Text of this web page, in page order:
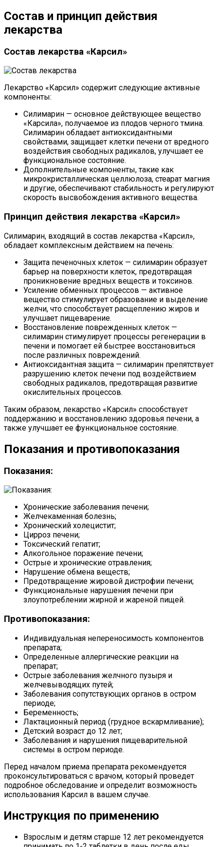
Состав и принцип действия
лекарства
Состав лекарства «Карсил»
Лекарство «Карсил» содержит следующие активные
компоненты:
Силимарин — основное действующее вещество
«Карсила», получаемое из плодов черного тмина.
Силимарин обладает антиоксидантными
свойствами, защищает клетки печени от вредного
воздействия свободных радикалов, улучшает ее
функциональное состояние.
Дополнительные компоненты, такие как
микрокристаллическая целлюлоза, стеарат магния
и другие, обеспечивают стабильность и регулируют
скорость высвобождения активного вещества.
Принцип действия лекарства «Карсил»
Силимарин, входящий в состав лекарства «Карсил»,
обладает комплексным действием на печень:
Защита печеночных клеток — силимарин образует
барьер на поверхности клеток, предотвращая
проникновение вредных веществ и токсинов.
Усиление обменных процессов — активное
вещество стимулирует образование и выделение
желчи, что способствует расщеплению жиров и
улучшает пищеварение.
Восстановление поврежденных клеток —
силимарин стимулирует процессы регенерации в
печени и помогает ей быстрее восстановиться
после различных повреждений.
Антиоксидантная защита — силимарин препятствует
разрушению клеток печени под воздействием
свободных радикалов, предотвращая развитие
окислительных процессов.
Таким образом, лекарство «Карсил» способствует
поддержанию и восстановлению здоровья печени, а
также улучшает ее функциональное состояние.
Показания и противопоказания
Показания:
Хронические заболевания печени;
Желчекаменная болезнь;
Хронический холецистит;
Цирроз печени;
Токсический гепатит;
Алкогольное поражение печени;
Острые и хронические отравления;
Нарушение обмена веществ;
Предотвращение жировой дистрофии печени;
Функциональные нарушения печени при
злоупотреблении жирной и жареной пищей.
Противопоказания:
Индивидуальная непереносимость компонентов
препарата;
Определенные аллергические реакции на
препарат;
Острые заболевания желчного пузыря и
желчевыводящих путей;
Заболевания сопутствующих органов в остром
периоде;
Беременность;
Лактационный период (грудное вскармливание);
Детский возраст до 12 лет;
Заболевания и нарушения пищеварительной
системы в остром периоде.
Перед началом приема препарата рекомендуется
проконсультироваться с врачом, который проведет
подробное обследование и определит возможность
использования Карсил в вашем случае.
Инструкция по применению
Взрослым и детям старше 12 лет рекомендуется